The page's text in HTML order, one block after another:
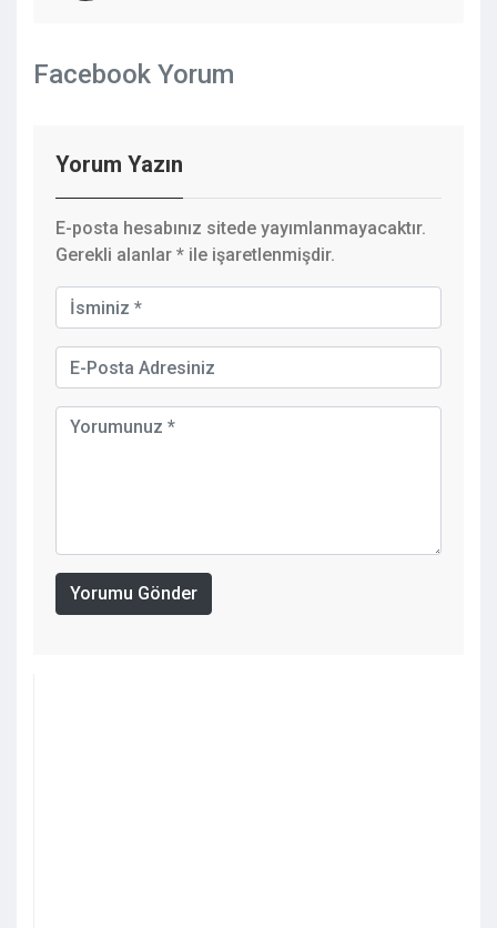
Facebook Yorum
Yorum Yazın
E-posta hesabınız sitede yayımlanmayacaktır.
Gerekli alanlar * ile işaretlenmişdir.
Yorumu Gönder